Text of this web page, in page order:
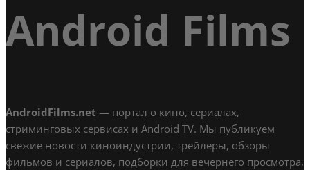
Android Films
AndroidFilms.net — портал о кино, сериалах,
стриминговых сервисах и Android TV. Мы публикуем
свежие новости киноиндустрии, трейлеры, обзоры
фильмов и сериалов, подборки для вечернего просмотра,